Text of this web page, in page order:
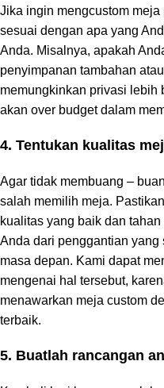
Jika ingin mengcustom
sesuai dengan apa yang
Anda. Misalnya, apakah
penyimpanan tambahan
memungkinkan privasi lebih
akan over budget dalam
4. Tentukan kualitas
Agar tidak membuang –
salah memilih meja.
kualitas yang baik dan
Anda dari penggantian
masa depan. Kami dapat
mengenai hal tersebut,
menawarkan meja custom
terbaik.
5. Buatlah rancangan